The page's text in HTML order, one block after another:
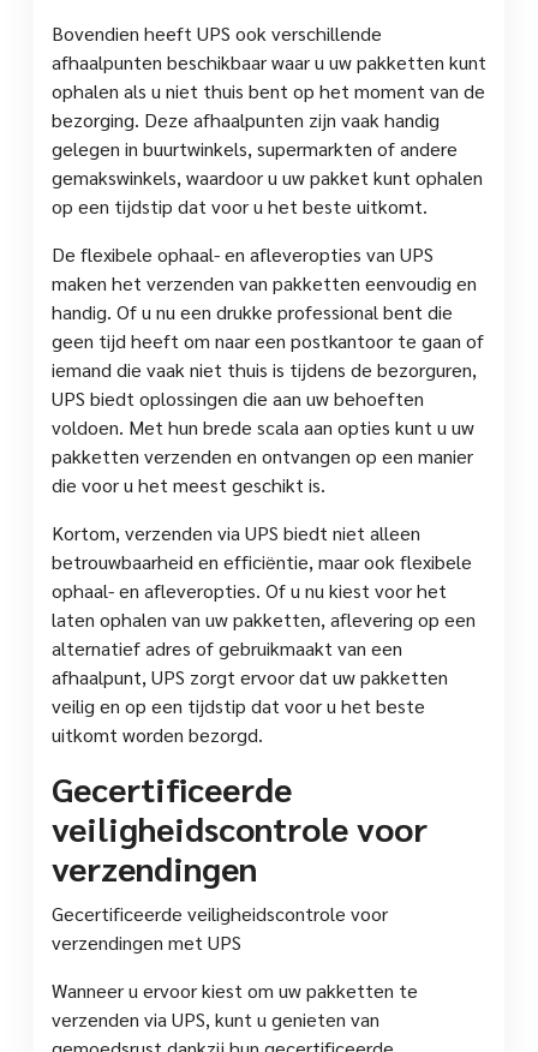
Bovendien heeft UPS ook verschillende
afhaalpunten beschikbaar waar u uw pakketten kunt
ophalen als u niet thuis bent op het moment van de
bezorging. Deze afhaalpunten zijn vaak handig
gelegen in buurtwinkels, supermarkten of andere
gemakswinkels, waardoor u uw pakket kunt ophalen
op een tijdstip dat voor u het beste uitkomt.
De flexibele ophaal- en afleveropties van UPS
maken het verzenden van pakketten eenvoudig en
handig. Of u nu een drukke professional bent die
geen tijd heeft om naar een postkantoor te gaan of
iemand die vaak niet thuis is tijdens de bezorguren,
UPS biedt oplossingen die aan uw behoeften
voldoen. Met hun brede scala aan opties kunt u uw
pakketten verzenden en ontvangen op een manier
die voor u het meest geschikt is.
Kortom, verzenden via UPS biedt niet alleen
betrouwbaarheid en efficiëntie, maar ook flexibele
ophaal- en afleveropties. Of u nu kiest voor het
laten ophalen van uw pakketten, aflevering op een
alternatief adres of gebruikmaakt van een
afhaalpunt, UPS zorgt ervoor dat uw pakketten
veilig en op een tijdstip dat voor u het beste
uitkomt worden bezorgd.
Gecertificeerde
veiligheidscontrole voor
verzendingen
Gecertificeerde veiligheidscontrole voor
verzendingen met UPS
Wanneer u ervoor kiest om uw pakketten te
verzenden via UPS, kunt u genieten van